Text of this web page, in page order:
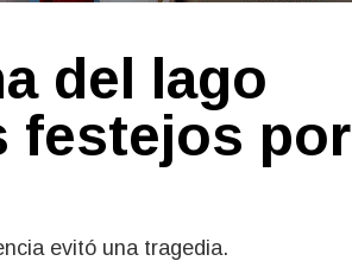
del lago
festejos por
evitó una tragedia.